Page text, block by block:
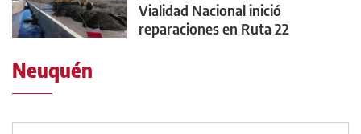
Vialidad Nacional inició
reparaciones en Ruta 22
Neuquén